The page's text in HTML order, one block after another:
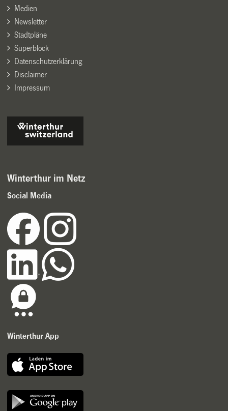
Medien
Newsletter
Stadtpläne
Superblock
Datenschutzerklärung
Disclaimer
Impressum
Winterthur im Netz
Social Media
Winterthur App